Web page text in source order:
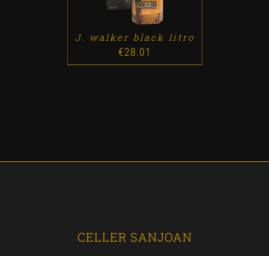
J. walker black litro
€28.01
CELLER SANJOAN